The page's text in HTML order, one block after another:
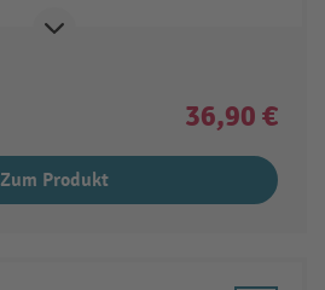
36,90 €
Zum Produkt